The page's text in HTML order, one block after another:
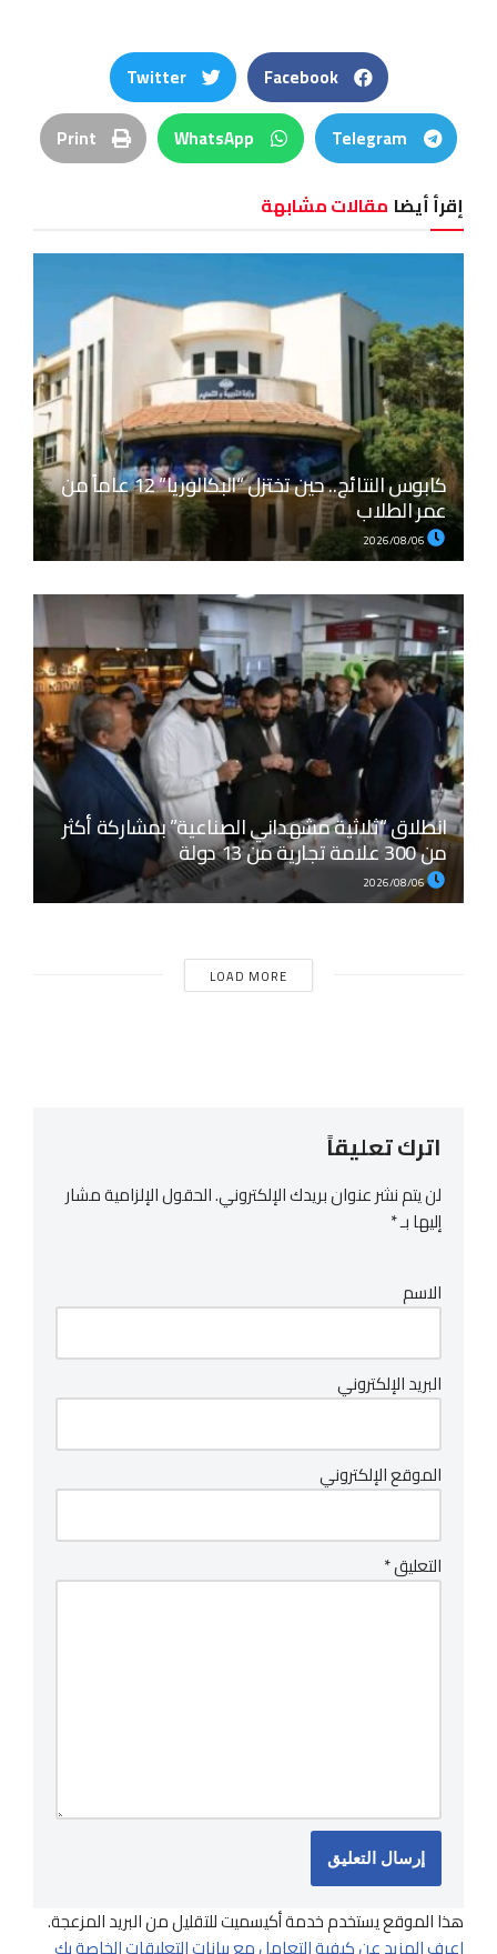
Facebook
Twitter
Telegram
WhatsApp
Print
إقرأ أيضا مقالات مشابهة
كابوس النتائج.. حين تختزل “البكالوريا” 12 عاماً من
عمر الطلاب
انطلاق “ثلاثية مشهداني الصناعية” بمشاركة أكثر
من 300 علامة تجارية من 13 دولة
2026/08/06
LOAD MORE
اترك تعليقاً
لن يتم نشر عنوان بريدك الإلكتروني.الحقول الإلزامية مشار
إليها بـ*
الاسم
البريد الإلكتروني
الموقع الإلكتروني
التعليق*
هذا الموقع يستخدم خدمة أكيسميت للتقليل من البريد المزعجة.